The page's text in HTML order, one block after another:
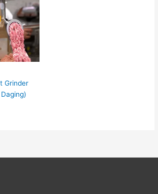
Grinder